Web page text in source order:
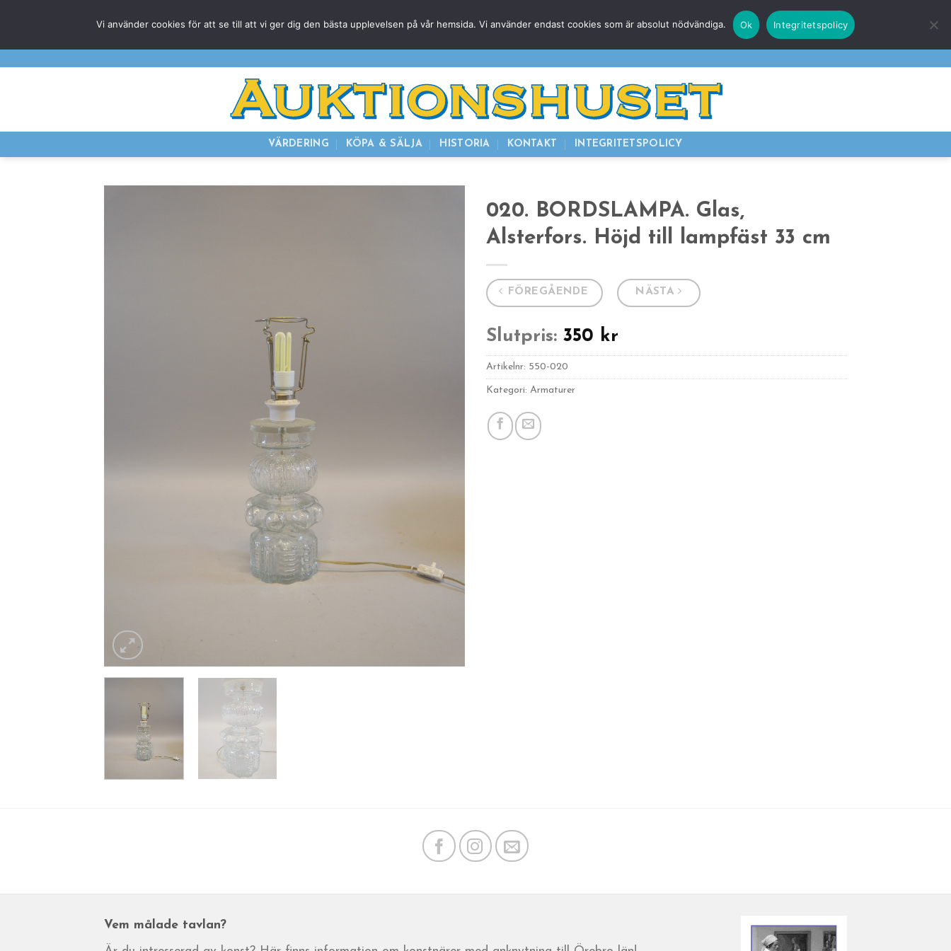
content
NUVARANDE AUKTION LOGGA IN
VÄRDERING KÖPA & SÄLJA HISTORIA KONTAKT INTEGRITETSPOLICY
020. BORDSLAMPA. Glas,
Alsterfors. Höjd till lampfäst 33 cm
FÖREGÅENDE NÄSTA
Slutpris: 350 kr
Artikelnr: 550-020
Kategori: Armaturer
Vem målade tavlan?
Vi använder cookies för att se till att vi ger dig den bästa upplevelsen på vår hemsida. Vi använder endast cookies som är absolut nödvändiga. Ok Integritetspolicy